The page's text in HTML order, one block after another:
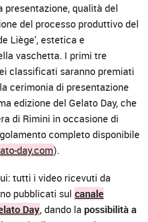
presentazione, qualità del
del processo produttivo del
Liège’, estetica e
vaschetta. I primi tre
classificati saranno premiati
cerimonia di presentazione
edizione del Gelato Day, che
di Rimini in occasione di
completo disponibile
day.com).
tutti i video ricevuti da
pubblicati sul canale
Day, dando la possibilità a